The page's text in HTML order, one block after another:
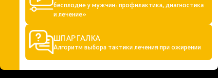
бесплодие у мужчин: профилактика, диагностика
и лечение»
ШПАРГАЛКА
Алгоритм выбора тактики лечения при ожирении